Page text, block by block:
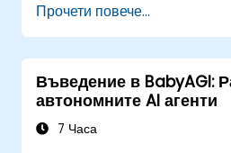
Да интегрират BabyAGI
програмни
източници на данни.
Да внедряват BabyAGI
облачни платформи.
Да оптимизират
Прочети повече...
Въведение в BabyAGI:
автономните AI агенти
7 Часа